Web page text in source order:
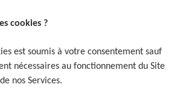
cookies ?
est soumis à votre consentement sauf
nécessaires au fonctionnement du Site
nos Services.